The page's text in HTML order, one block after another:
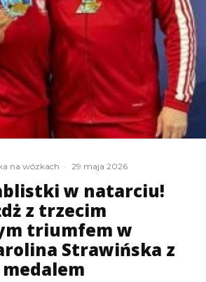
na wózkach · 29 maja 2026
w natarciu!
z trzecim
triumfem w
Strawińska z